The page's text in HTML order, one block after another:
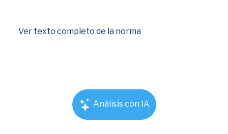
Ver texto completo de la norma
Análisis con IA